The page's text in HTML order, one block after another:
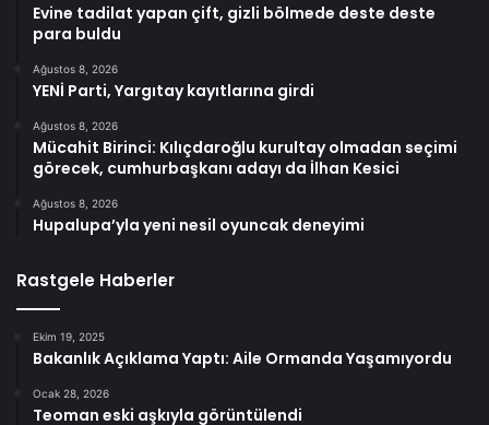
Evine tadilat yapan çift, gizli bölmede deste deste
para buldu
Ağustos 8, 2026
YENİ Parti, Yargıtay kayıtlarına girdi
Ağustos 8, 2026
Mücahit Birinci: Kılıçdaroğlu kurultay olmadan seçimi
görecek, cumhurbaşkanı adayı da İlhan Kesici
Ağustos 8, 2026
Hupalupa’yla yeni nesil oyuncak deneyimi
Rastgele Haberler
Ekim 19, 2025
Bakanlık Açıklama Yaptı: Aile Ormanda Yaşamıyordu
Ocak 28, 2026
Teoman eski aşkıyla görüntülendi